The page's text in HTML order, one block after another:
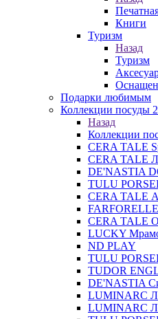
Книги
Туризм
Назад
Туризм
Подарки любимым
Коллекции посуды
Назад
Коллекции
CERA TALE
CERA TALE
DE'NASTIA
TULU
CERA TALE
CERA TALE
LUCKY
ND PLAY
TULU
TUDOR
DE'NASTIA
LUMINARC
LUMINARC